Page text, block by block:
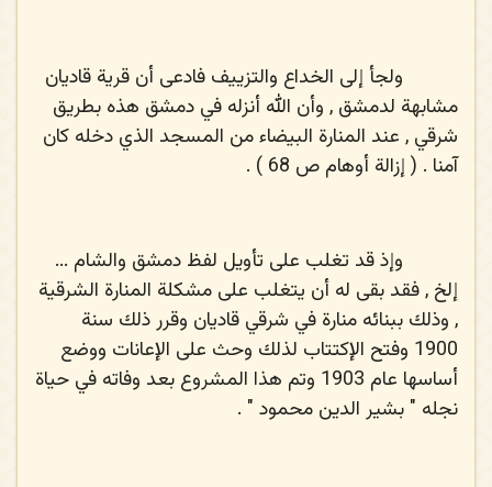
ولجأ إلى الخداع والتزييف فادعى أن قرية قاديان
مشابهة لدمشق , وأن الله أنزله في دمشق هذه بطريق
شرقي , عند المنارة البيضاء من المسجد الذي دخله كان
آمنا . ( إزالة أوهام ص 68 ) .
وإذ قد تغلب على تأويل لفظ دمشق والشام ...
إلخ , فقد بقى له أن يتغلب على مشكلة المنارة الشرقية
, وذلك ببنائه منارة في شرقي قاديان وقرر ذلك سنة
1900 وفتح الإكتتاب لذلك وحث على الإعانات ووضع
أساسها عام 1903 وتم هذا المشروع بعد وفاته في حياة
نجله " بشير الدين محمود " .